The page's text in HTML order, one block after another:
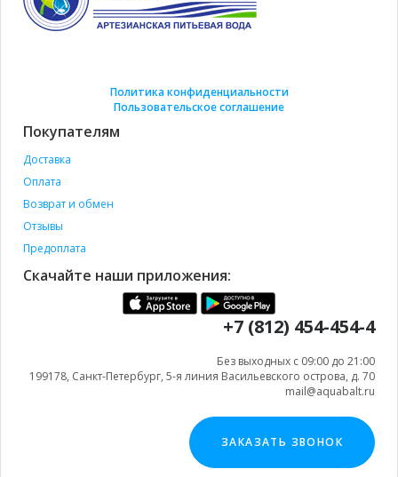
Политика конфиденциальности
Пользовательское соглашение
Покупателям
Доставка
Оплата
Возврат и обмен
Отзывы
Предоплата
Скачайте наши приложения:
+7 (812) 454-454-4
Без выходных с 09:00 до 21:00
199178, Санкт-Петербург, 5-я линия Васильевского острова, д. 70
mail@aquabalt.ru
ЗАКАЗАТЬ ЗВОНОК